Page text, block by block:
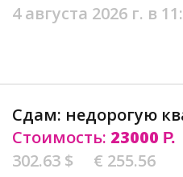
4 августа 2026 г. в
Сдам: недорогую
Стоимость: 23000 Р.
302.63 $
€ 255.56